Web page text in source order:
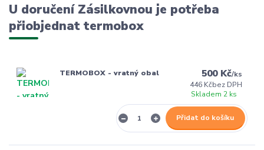
U doručení Zásilkovnou je potřeba
přiobjednat termobox
TERMOBOX - vratný obal 500 Kč/ks
446 Kčbez DPH
Skladem 2 ks
Přidat do košíku